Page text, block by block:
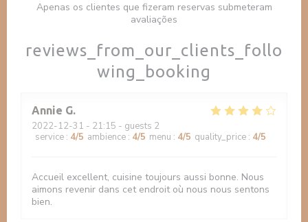
reviews_from_our_clients_follo
wing_booking
Annie G
2022-12-31 - 21:15 - guests 2
service : 4/5 ambience : 4/5 menu : 4/5 quality_price : 4/5
Accueil excellent, cuisine toujours aussi bonne. Nous
aimons revenir dans cet endroit où nous nous sentons
bien.
Apenas os clientes que fizeram reservas submeteram
avaliações